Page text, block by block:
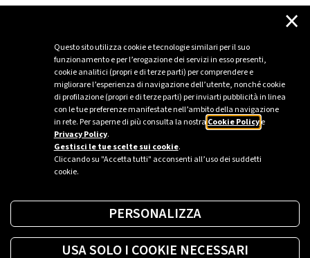
Questo sito utilizza cookie e tecnologie similari per il suo
funzionamento e per l’erogazione dei servizi in esso presenti,
cookie analitici (propri e di terze parti) per comprendere e
migliorare l’esperienza di navigazione dell’utente, nonché cookie
di profilazione (propri e di terze parti) per inviarti pubblicità in linea
con le tue preferenze manifestate nell’ambito della navigazione
in rete. Per saperne di più consulta la nostra Cookie Policye
Privacy Policy.
Gestisci le tue scelte sui cookie.
Cliccando su "Accetta tutti" acconsenti all’uso dei suddetti
cookie.
×
PERSONALIZZA
USA SOLO I COOKIE NECESSARI
C'è un problema con il recupero dei
Per favore riprova piú tardi
Sei un’azienda o una PA?
Trova la soluzione più giusta per te.
Richiedi una colonnina